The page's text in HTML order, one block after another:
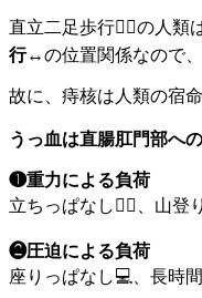
直立二足歩行🚶‍♂️の人類
行↔️の位置関係なので、
故に、痔核は人類の宿
うっ血は直腸肛門部へ
❶重力による負荷
立ちっぱなし🧍‍♂️、山
❷圧迫による負荷
座りっぱなし💻、長時